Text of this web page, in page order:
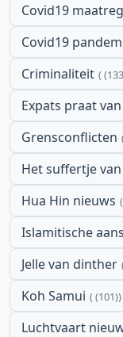
Covid19
Covid19
Criminaliteit
Expats praat van
Grensconflicten
Het suffertje
Hua Hin nieuws
Islamitische
Jelle van dinther
Koh Samui (101)
Luchtvaart